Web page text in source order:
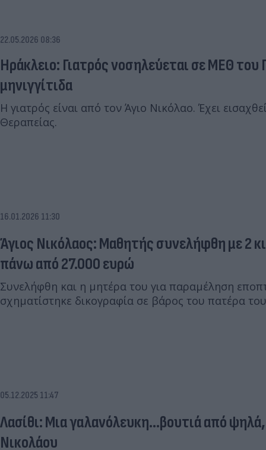
22.05.2026 08:36
Ηράκλειο: Γιατρός νοσηλεύεται σε ΜΕΘ
μηνιγγίτιδα
Η γιατρός είναι από τον Άγιο Νικόλαο. Έχει
Θεραπείας.
16.01.2026 11:30
Άγιος Νικόλαος: Μαθητής συνελήφθη με 2
πάνω από 27.000 ευρώ
Συνελήφθη και η μητέρα του για παραμέληση
σχηματίστηκε δικογραφία σε βάρος του πατέρα
05.12.2025 11:47
Λασίθι: Μια γαλανόλευκη...βουτιά από
Νικολάου